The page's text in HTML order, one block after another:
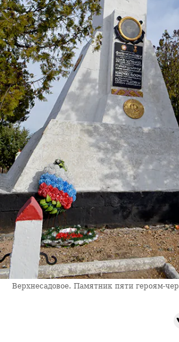
Верхнесадовое. Памятник пяти героям-